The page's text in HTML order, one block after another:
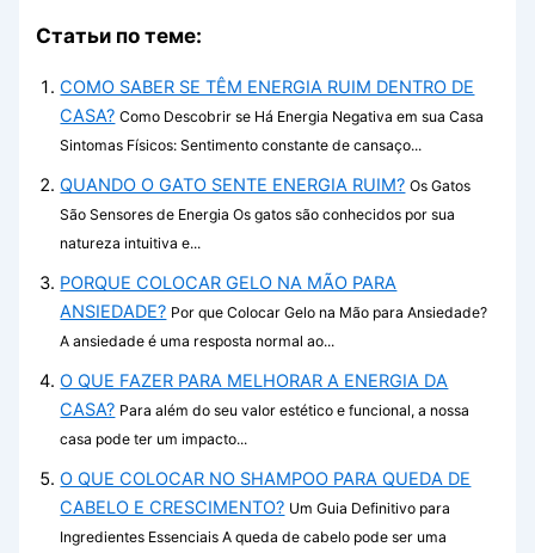
Статьи по теме:
COMO SABER SE TÊM ENERGIA RUIM DENTRO DE
CASA? Como Descobrir se Há Energia Negativa em sua Casa
Sintomas Físicos: Sentimento constante de cansaço...
QUANDO O GATO SENTE ENERGIA RUIM? Os Gatos
São Sensores de Energia Os gatos são conhecidos por sua
natureza intuitiva e...
PORQUE COLOCAR GELO NA MÃO PARA
ANSIEDADE? Por que Colocar Gelo na Mão para Ansiedade?
A ansiedade é uma resposta normal ao...
O QUE FAZER PARA MELHORAR A ENERGIA DA
CASA? Para além do seu valor estético e funcional, a nossa
casa pode ter um impacto...
O QUE COLOCAR NO SHAMPOO PARA QUEDA DE
CABELO E CRESCIMENTO? Um Guia Definitivo para
Ingredientes Essenciais A queda de cabelo pode ser uma